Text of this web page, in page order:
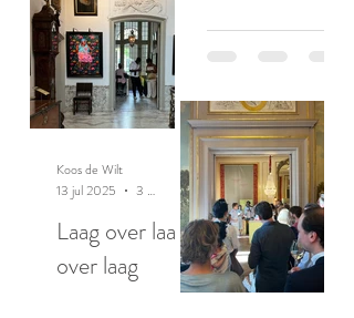
Laag over laag
over laag
Koos de Wilt
13 jul 2025
3 minuten om te lezen